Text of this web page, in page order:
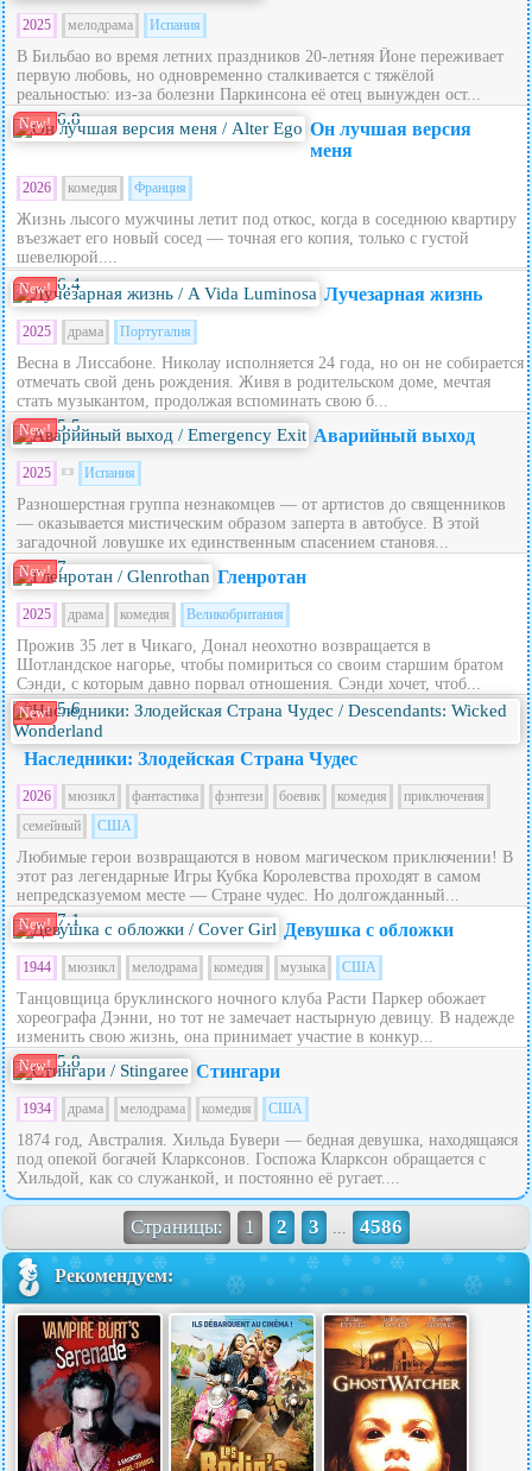
2025 мелодрама Испания
В Бильбао во время летних праздников 20‑летняя Йоне переживает
первую любовь, но одновременно сталкивается с тяжёлой
реальностью: из‑за болезни Паркинсона её отец вынужден ост...
New! 6.8
Он лучшая версия
меня
2026 комедия Франция
Жизнь лысого мужчины летит под откос, когда в соседнюю квартиру
въезжает его новый сосед — точная его копия, только с густой
шевелюрой....
New! 6.4 Лучезарная жизнь
2025 драма Португалия
Весна в Лиссабоне. Николау исполняется 24 года, но он не собирается
отмечать свой день рождения. Живя в родительском доме, мечтая
стать музыкантом, продолжая вспоминать свою б...
New! 5.5 Аварийный выход
2025 Испания
Разношерстная группа незнакомцев — от артистов до священников
— оказывается мистическим образом заперта в автобусе. В этой
загадочной ловушке их единственным спасением становя...
New! 7 Гленротан
2025 драма комедия Великобритания
Прожив 35 лет в Чикаго, Донал неохотно возвращается в
Шотландское нагорье, чтобы помириться со своим старшим братом
Сэнди, с которым давно порвал отношения. Сэнди хочет, чтоб...
New! 5.6
Наследники: Злодейская Страна Чудес
2026 мюзикл фантастика фэнтези боевик комедия
приключения
семейный
США
Любимые герои возвращаются в новом магическом приключении! В
этот раз легендарные Игры Кубка Королевства проходят в самом
непредсказуемом месте — Стране чудес. Но долгожданный...
New! 7.1 Девушка с обложки
1944 мюзикл мелодрама комедия музыка США
Танцовщица бруклинского ночного клуба Расти Паркер обожает
хореографа Дэнни, но тот не замечает настырную девицу. В надежде
изменить свою жизнь, она принимает участие в конкур...
New! 5.8 Стингари
1934 драма мелодрама комедия США
1874 год, Австралия. Хильда Бувери — бедная девушка, находящаяся
под опекой богачей Кларксонов. Госпожа Кларксон обращается с
Хильдой, как со служанкой, и постоянно её ругает....
Страницы: 1 2 3 ... 4586
Рекомендуем: